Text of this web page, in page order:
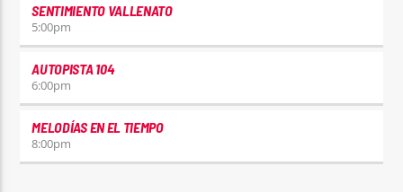
SENTIMIENTO VALLENATO
5:00pm
AUTOPISTA 104
6:00pm
MELODÍAS EN EL TIEMPO
8:00pm